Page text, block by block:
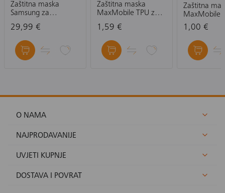
Zaštitna maska
Samsung za
FE, prozirna
29,99 €
Zaštitna maska
MaxMobile TPU za
prozirna
1,59 €
Zaštitna
MaxMobile
Xiaomi
14 5G Slim,
1,00 €
O NAMA
NAJPRODAVANIJE
UVJETI KUPNJE
DOSTAVA I POVRAT